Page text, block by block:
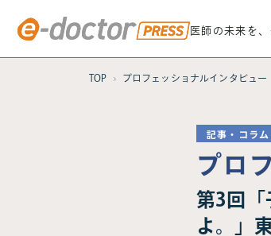
医師の未来を、
TOP プロフェッショナルインタビュー
記事・コラム
プロ
第3回「
よ。」